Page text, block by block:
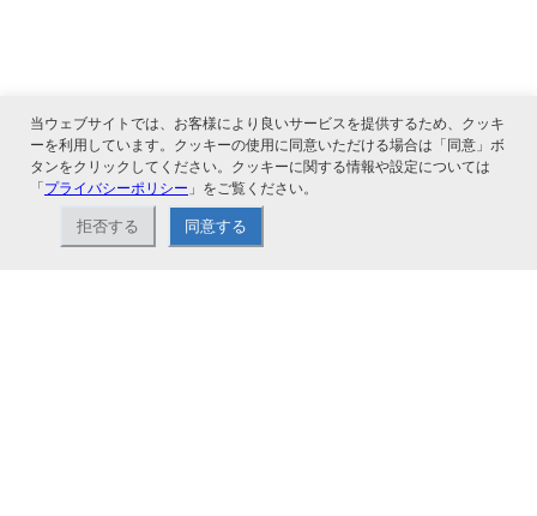
関連サービス
当ウェブサイトでは、お客様により良いサービスを提供するため、クッキ
ーを利用しています。クッキーの使用に同意いただける場合は「同意」ボ
タンをクリックしてください。クッキーに関する情報や設定については
「プライバシーポリシー 」をご覧ください。
拒否する 同意する